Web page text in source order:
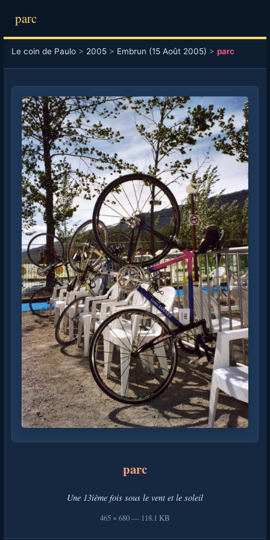
parc
Le coin de Paulo> 2005> Embrun (15 Août 2005) > parc
parc
Une 13ième fois sous le vent et le soleil
465 × 680 — 118.1 KB